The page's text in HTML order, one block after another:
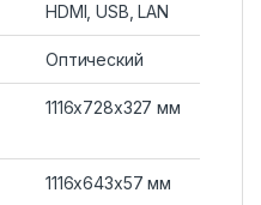
HDMI, USB, LAN
Оптический
1116x728x327 мм
1116x643x57 мм